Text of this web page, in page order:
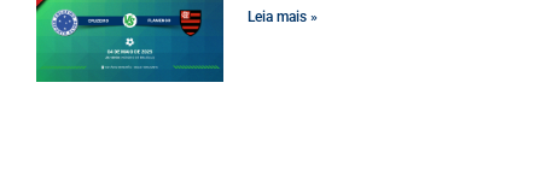
Leia mais »